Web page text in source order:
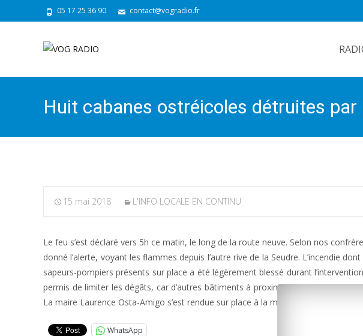
05 17 25 36 90 contact@vogradio.fr
Huit cabanes ostréicoles détruites
15 mai 2018 L'INFO LOCALE EN CONTINU
Le feu s’est déclaré vers 5h ce matin, le long de la route neuve. Selon nos
donné l’alerte, voyant les flammes depuis l’autre rive de la Seudre. L’incendie
sapeurs-pompiers présents sur place a été légèrement blessé durant
permis de limiter les dégâts, car d’autres bâtiments à proximité étaient
La maire Laurence Osta-Amigo s’est rendue sur place à la mi-journée.
WhatsApp